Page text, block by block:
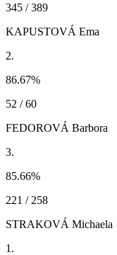
345 / 389
KAPUSTOVÁ Ema
2.
86.67%
52 / 60
FEDOROVÁ Barbora
3.
85.66%
221 / 258
STRAKOVÁ Michaela
1.